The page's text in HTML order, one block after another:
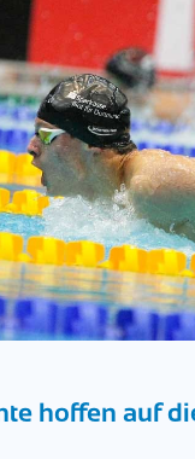
hoffen auf